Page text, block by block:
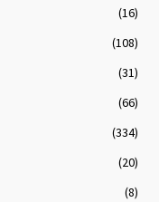
(16)
(108)
(31)
(66)
(334)
(20)
(8)